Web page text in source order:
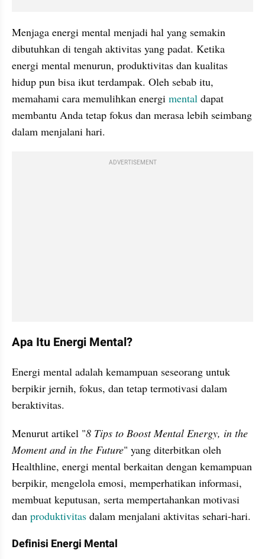
Menjaga energi mental menjadi hal yang semakin
dibutuhkan di tengah aktivitas yang padat. Ketika
energi mental menurun, produktivitas dan kualitas
hidup pun bisa ikut terdampak. Oleh sebab itu,
memahami cara memulihkan energi mental dapat
membantu Anda tetap fokus dan merasa lebih seimbang
dalam menjalani hari.
ADVERTISEMENT
Apa Itu Energi Mental?
Energi mental adalah kemampuan seseorang untuk
berpikir jernih, fokus, dan tetap termotivasi dalam
beraktivitas.
Menurut artikel "8 Tips to Boost Mental Energy, in the
Moment and in the Future" yang diterbitkan oleh
Healthline, energi mental berkaitan dengan kemampuan
berpikir, mengelola emosi, memperhatikan informasi,
membuat keputusan, serta mempertahankan motivasi
dan produktivitas dalam menjalani aktivitas sehari-hari.
Definisi Energi Mental